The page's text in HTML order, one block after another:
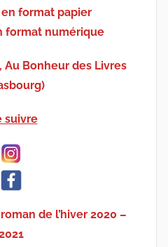
format papier
format numérique
Bonheur des Livres
suivre
de l’hiver 2020 –